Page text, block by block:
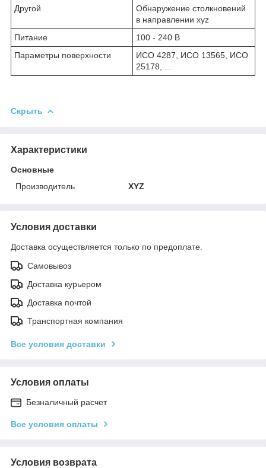
Другой
Обнаружение столкновений
в направлении xyz
Питание
100 - 240 В
Параметры поверхности
ИСО 4287, ИСО 13565, ИСО
25178, ...
Скрыть
Характеристики
Основные
Производитель
XYZ
Условия доставки
Доставка осуществляется только по предоплате.
Самовывоз
Доставка курьером
Доставка почтой
Транспортная компания
Все условия доставки
Условия оплаты
Безналичный расчет
Все условия оплаты
Условия возврата